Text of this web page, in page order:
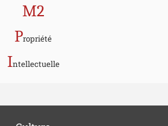
M2
Propriété
Intellectuelle